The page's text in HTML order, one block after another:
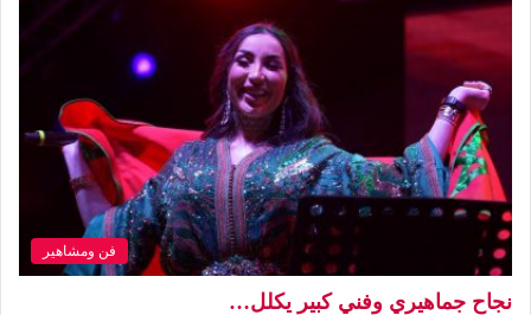
فن ومشاهير
نجاح جماهيري وفني كبير يكلل…